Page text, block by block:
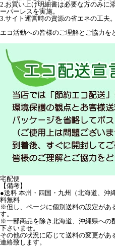
2.お買い上げ明細書は必要な方のみに
ーパーレスを実施。
3.サイト運営時の資源の省エネの工夫。
エコ活動への皆様のご理解とご協力を
宅配便
【備考】
●送料 本州・四国・九州（北海道、沖
料無料
※但し、ページに個別送料の設定があ
す。
※一部商品を除き北海道、沖縄県への
下さいませ。
その他の状況に応じて送料の変更が
連絡致します。